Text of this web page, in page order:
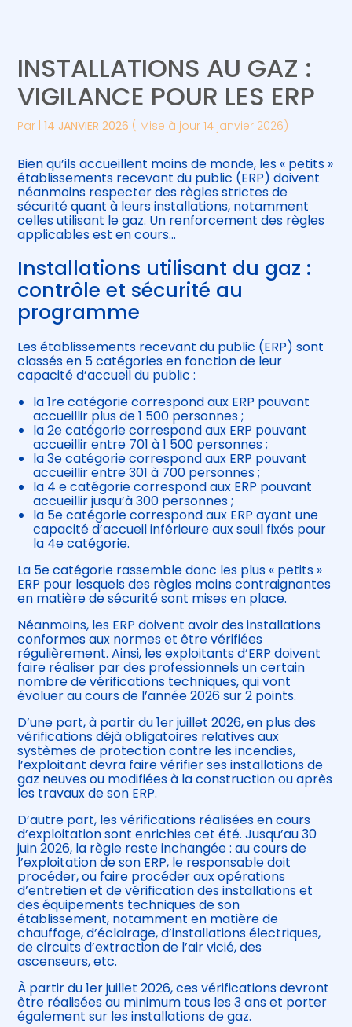
Gérer votre quotidien
Piloter votre entreprise
Développer votre entreprise
Construire votre patrimoine
Être prêt pour la facturation
Suivre votre comptabilité
Gérer vos ressources humaines
INSTALLATIONS AU GAZ :
VIGILANCE POUR LES ERP
Par |14 JANVIER 2026 ( Mise à jour 14 janvier 2026)
Bien qu’ils accueillent moins de monde, les « petits »
établissements recevant du public (ERP) doivent
néanmoins respecter des règles strictes de
sécurité quant à leurs installations, notamment
celles utilisant le gaz. Un renforcement des règles
applicables est en cours…
Installations utilisant du gaz :
contrôle et sécurité au
programme
Les établissements recevant du public (ERP) sont
classés en 5 catégories en fonction de leur
capacité d’accueil du public :
la 1re catégorie correspond aux ERP pouvant
accueillir plus de 1 500 personnes ;
la 2e catégorie correspond aux ERP pouvant
accueillir entre 701 à 1 500 personnes ;
la 3e catégorie correspond aux ERP pouvant
accueillir entre 301 à 700 personnes ;
la 4 e catégorie correspond aux ERP pouvant
accueillir jusqu’à 300 personnes ;
la 5e catégorie correspond aux ERP ayant une
capacité d’accueil inférieure aux seuil fixés pour
la 4e catégorie.
La 5e catégorie rassemble donc les plus « petits »
ERP pour lesquels des règles moins contraignantes
en matière de sécurité sont mises en place.
Néanmoins, les ERP doivent avoir des installations
conformes aux normes et être vérifiées
régulièrement. Ainsi, les exploitants d’ERP doivent
faire réaliser par des professionnels un certain
nombre de vérifications techniques, qui vont
évoluer au cours de l’année 2026 sur 2 points.
D’une part, à partir du 1er juillet 2026, en plus des
vérifications déjà obligatoires relatives aux
systèmes de protection contre les incendies,
l’exploitant devra faire vérifier ses installations de
gaz neuves ou modifiées à la construction ou après
les travaux de son ERP.
D’autre part, les vérifications réalisées en cours
d’exploitation sont enrichies cet été. Jusqu’au 30
juin 2026, la règle reste inchangée : au cours de
l’exploitation de son ERP, le responsable doit
procéder, ou faire procéder aux opérations
d’entretien et de vérification des installations et
des équipements techniques de son
établissement, notamment en matière de
chauffage, d’éclairage, d’installations électriques,
de circuits d’extraction de l’air vicié, des
ascenseurs, etc.
À partir du 1er juillet 2026, ces vérifications devront
être réalisées au minimum tous les 3 ans et porter
également sur les installations de gaz.